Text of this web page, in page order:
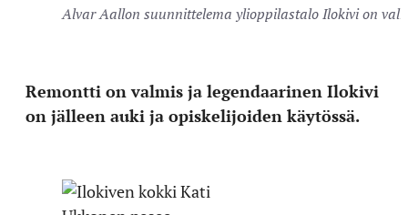
Alvar Aallon suunnittelema ylioppilastalo Ilokivi on
Remontti on valmis ja legendaarinen Ilokivi
on jälleen auki ja opiskelijoiden käytössä.